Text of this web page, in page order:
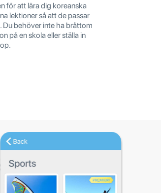
för att lära dig koreanska
lektioner så att de passar
Du behöver inte ha bråttom
på en skola eller ställa in